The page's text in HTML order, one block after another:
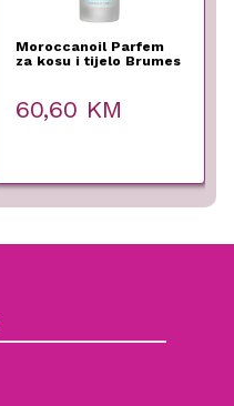
Moroccanoil Parfem
za kosu i tijelo Brumes
60,60 KM